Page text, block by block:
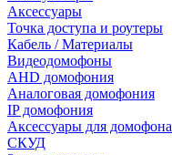
Аксессуары
Точка доступа и роутеры
Кабель / Материалы
Видеодомофоны
AHD домофония
Аналоговая домофония
IP домофония
Аксессуары для домофона
СКУД